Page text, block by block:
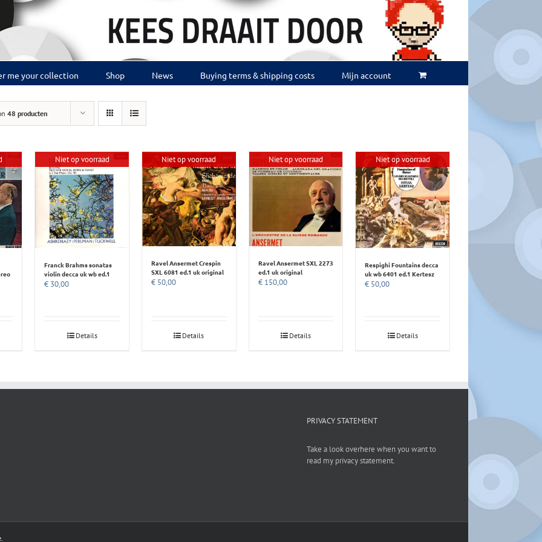
me your collection Shop News Buying terms & shipping costs Mijn account
48 producten
Niet op voorraad
Franck Brahms sonatas
violin decca uk wb ed.1
€ 30,00
Details
Niet op voorraad
Ravel Ansermet Crespin
SXL 6081 ed.1 uk original
€50,00
Details
Niet op voorraad
Ravel Ansermet SXL 2273
ed.1 uk original
€150,00
Details
Niet op voorraad
Respighi Fountains decca
uk wb 6401 ed.1 Kertesz
€ 50,00
Details
PRIVACY STATEMENT
Take a look overhere when you want to
read my privacy statement.